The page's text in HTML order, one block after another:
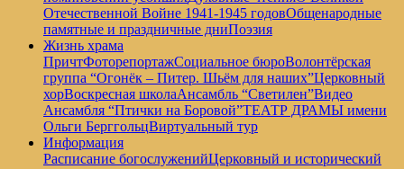
Отечественной Войне 1941-1945 годовОбщенародные
памятные и праздничные дниПоэзия
Жизнь храма
ПричтФоторепортажСоциальное бюроВолонтёрская
группа “Огонёк – Питер. Шьём для наших”Церковный
хорВоскресная школаАнсамбль “Светилен”Видео
Ансамбля “Птички на Боровой”ТЕАТР ДРАМЫ имени
Ольги БерггольцВиртуальный тур
Информация
Расписание богослуженийЦерковный и исторический